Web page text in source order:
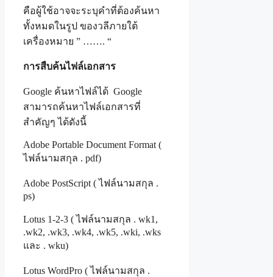
คือผู้ใช้อาจจะระบุคำที่ต้องค้นหา
ทั้งหมดในรูป ของวลีภายใต้
เครื่องหมาย ” ……. “
การสืบค้นไฟล์เอกสาร
Google ค้นหาไฟล์ได้ Google
สามารถค้นหาไฟล์เอกสารที่
สำคัญๆ ได้ดังนี้
Adobe Portable Document Format (
ไฟล์นามสกุล . pdf)
Adobe PostScript ( ไฟล์นามสกุล .
ps)
Lotus 1-2-3 ( ไฟล์นามสกุล . wk1,
.wk2, .wk3, .wk4, .wk5, .wki, .wks
และ . wku)
Lotus WordPro ( ไฟล์นามสกุล .